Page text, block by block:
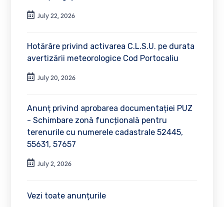
July 22, 2026
Hotărâre privind activarea C.L.S.U. pe durata
avertizării meteorologice Cod Portocaliu
July 20, 2026
Anunț privind aprobarea documentației PUZ
- Schimbare zonă funcțională pentru
terenurile cu numerele cadastrale 52445,
55631, 57657
July 2, 2026
Vezi toate anunțurile